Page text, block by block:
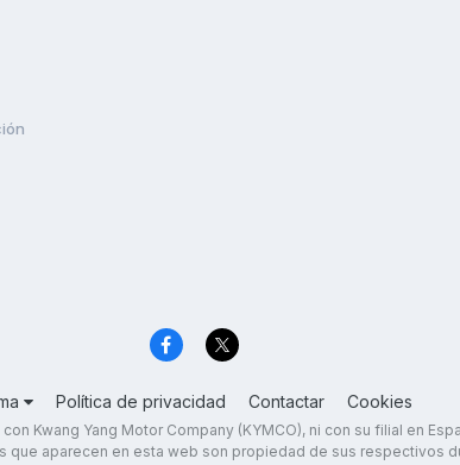
Política de privacidad Contactar Cookies
Kwang Yang Motor Company (KYMCO), ni con su filial en
que aparecen en esta web son propiedad de sus respectivos